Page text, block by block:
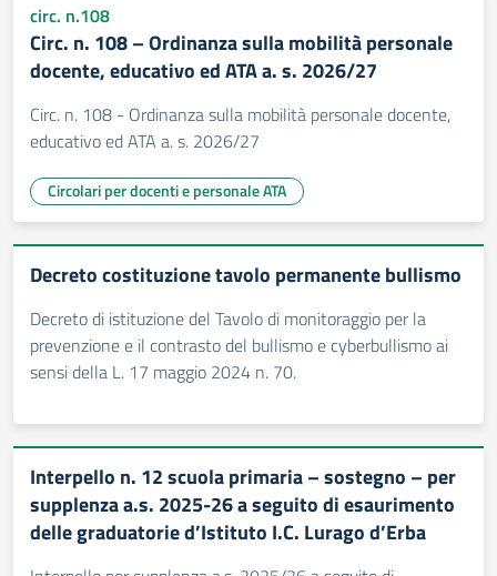
circ. n.108
Circ. n. 108 – Ordinanza sulla mobilità personale
docente, educativo ed ATA a. s. 2026/27
Circ. n. 108 - Ordinanza sulla mobilità personale docente,
educativo ed ATA a. s. 2026/27
Circolari per docenti e personale ATA
Decreto costituzione tavolo permanente bullismo
Decreto di istituzione del Tavolo di monitoraggio per la
prevenzione e il contrasto del bullismo e cyberbullismo ai
sensi della L. 17 maggio 2024 n. 70.
Interpello n. 12 scuola primaria – sostegno – per
supplenza a.s. 2025-26 a seguito di esaurimento
delle graduatorie d’Istituto I.C. Lurago d’Erba